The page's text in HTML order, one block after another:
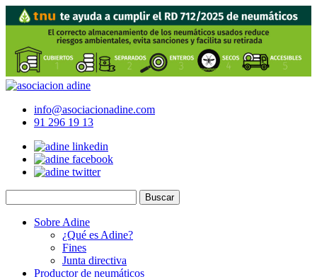
Skip
to
content
info@asociacionadine.com
91 296 19 13
Sobre Adine
¿Qué es Adine?
Fines
Junta directiva
Productor de neumáticos